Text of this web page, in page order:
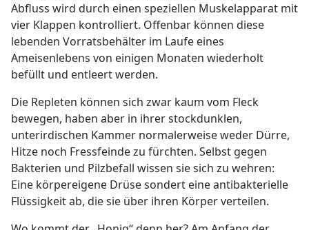
Abfluss wird durch einen speziellen Muskelapparat mit
vier Klappen kontrolliert. Offenbar können diese
lebenden Vorratsbehälter im Laufe eines
Ameisenlebens von einigen Monaten wiederholt
befüllt und entleert werden.
Die Repleten können sich zwar kaum vom Fleck
bewegen, haben aber in ihrer stockdunklen,
unterirdischen Kammer normalerweise weder Dürre,
Hitze noch Fressfeinde zu fürchten. Selbst gegen
Bakterien und Pilzbefall wissen sie sich zu wehren:
Eine körpereigene Drüse sondert eine antibakterielle
Flüssigkeit ab, die sie über ihren Körper verteilen.